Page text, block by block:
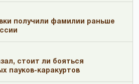
получили фамилии раньше
стоит ли бояться
пауков-каракуртов